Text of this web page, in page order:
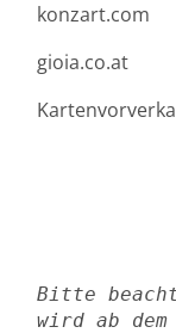
konzart.com
gioia.co.at
Bitte
wird ab